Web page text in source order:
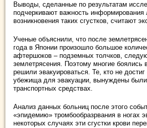
Выводы, сделанные по результатам
подчеркивают важность информирования
возникновения таких сгустков, считают
Ученые объяснили, что после
года в Японии произошло большое
афтершоков – подземных толчков,
землетрясения. Поэтому многие боялись
решили эвакуироваться. Те, кто не
убежища для эвакуации, вынуждены были
транспортных средствах.
Анализ данных больниц после этого
«эпидемию» тромбообразрвания в ногах
некоторых случаях эти сгустки крови